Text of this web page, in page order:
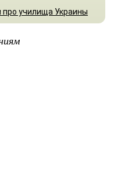
про училища Украины